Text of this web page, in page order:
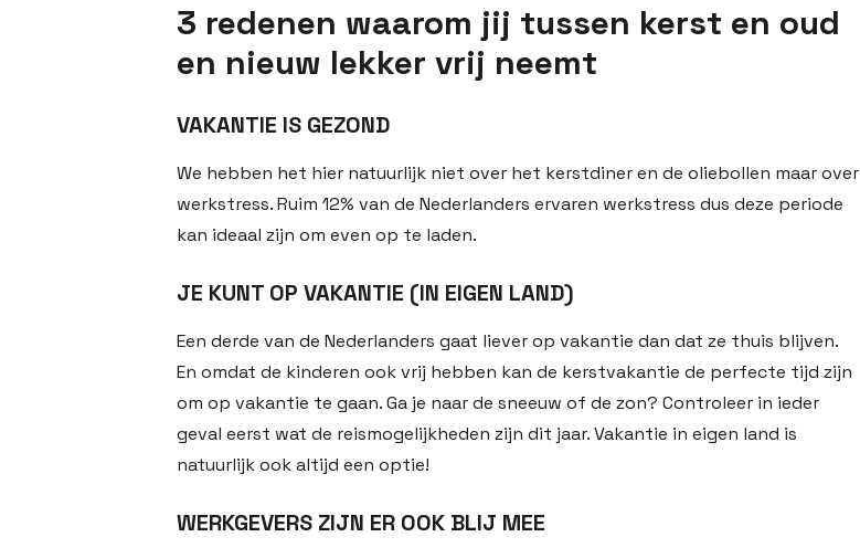
3 redenen waarom jij tussen kerst en oud
en nieuw lekker vrij neemt
VAKANTIE IS GEZOND
We hebben het hier natuurlijk niet over het kerstdiner en de oliebollen maar over
werkstress. Ruim 12% van de Nederlanders ervaren werkstress dus deze periode
kan ideaal zijn om even op te laden.
JE KUNT OP VAKANTIE (IN EIGEN LAND)
Een derde van de Nederlanders gaat liever op vakantie dan dat ze thuis blijven.
En omdat de kinderen ook vrij hebben kan de kerstvakantie de perfecte tijd zijn
om op vakantie te gaan. Ga je naar de sneeuw of de zon? Controleer in ieder
geval eerst wat de reismogelijkheden zijn dit jaar. Vakantie in eigen land is
natuurlijk ook altijd een optie!
WERKGEVERS ZIJN ER OOK BLIJ MEE